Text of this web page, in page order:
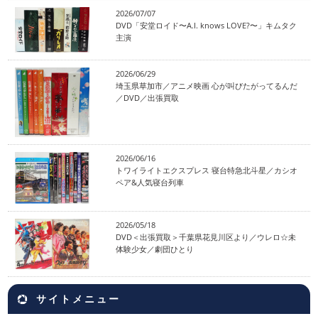
2026/07/07
DVD「安堂ロイド〜A.I. knows LOVE?〜」キムタク
主演
2026/06/29
埼玉県草加市／アニメ映画 心が叫びたがってるんだ
／DVD／出張買取
2026/06/16
トワイライトエクスプレス 寝台特急北斗星／カシオ
ペア&人気寝台列車
2026/05/18
DVD＜出張買取＞千葉県花見川区より／ウレロ☆未
体験少女／劇団ひとり
サイトメニュー